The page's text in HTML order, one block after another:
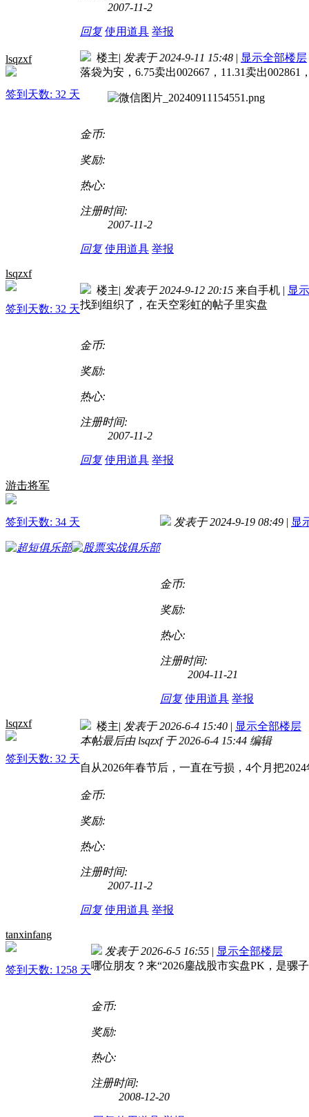
2007-11-2
回复 使用道具 举报
lsqzxf
签到天数: 32 天
楼主| 发表于 2024-9-11 15:48 | 显示全部楼层
落袋为安，6.75卖出002667，11.31卖出
金币:
奖励:
热心:
注册时间:
2007-11-2
回复 使用道具 举报
lsqzxf
签到天数: 32 天
楼主| 发表于 2024-9-12 20:15 来自手机 | 显
找到组织了，在天空彩虹的帖子里实盘
金币:
奖励:
热心:
注册时间:
2007-11-2
回复 使用道具 举报
游击将军
签到天数: 34 天 发表于 2024-9-19 08:49 | 显
金币:
奖励:
热心:
注册时间:
2004-11-21
回复 使用道具 举报
lsqzxf
签到天数: 32 天
楼主| 发表于 2026-6-4 15:40 | 显示全部楼层
本帖最后由 lsqzxf 于 2026-6-4 15:44 编辑
自从2026年春节后，一直在亏损，4个月把
金币:
奖励:
热心:
注册时间:
2007-11-2
回复 使用道具 举报
tanxinfang
签到天数: 1258 天
发表于 2026-6-5 16:55 | 显示全部楼层
哪位朋友？来“2026鏖战股市实盘PK，是骡
金币:
奖励:
热心:
注册时间:
2008-12-20